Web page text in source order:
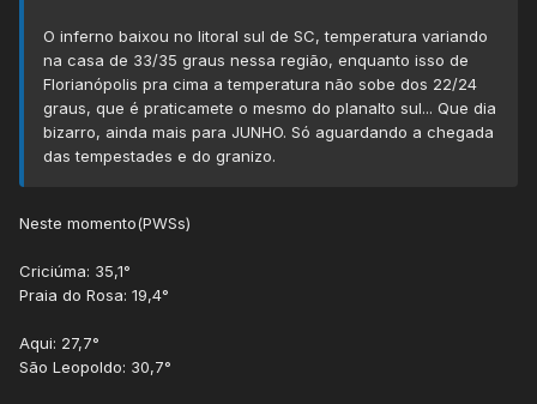
O inferno baixou no litoral sul de SC, temperatura variando
na casa de 33/35 graus nessa região, enquanto isso de
Florianópolis pra cima a temperatura não sobe dos 22/24
graus, que é praticamete o mesmo do planalto sul... Que dia
bizarro, ainda mais para JUNHO. Só aguardando a chegada
das tempestades e do granizo.
Neste momento(PWSs)
Criciúma: 35,1°
Praia do Rosa: 19,4°
Aqui: 27,7°
São Leopoldo: 30,7°